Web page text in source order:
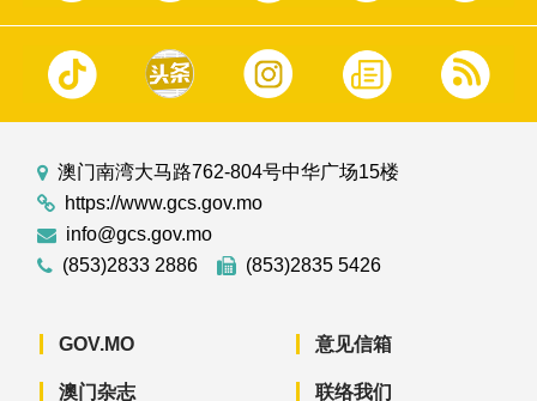
澳门南湾大马路762-804号中华广场15楼
https://www.gcs.gov.mo
info@gcs.gov.mo
(853)2833 2886
(853)2835 5426
GOV.MO
澳门杂志
意见信箱
联络我们